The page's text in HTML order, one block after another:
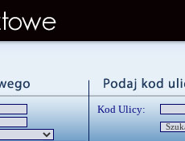
Kod Ulicy: